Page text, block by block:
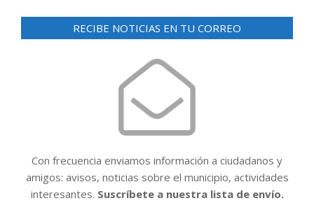
RECIBE NOTICIAS EN TU CORREO
Con frecuencia enviamos información a ciudadanos y
amigos: avisos, noticias sobre el municipio, actividades
interesantes. Suscríbete a nuestra lista de envío.